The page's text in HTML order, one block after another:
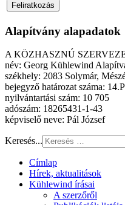
Alapítvány alapadatok
A KÖZHASZNÚ
név: Georg Kühlewind
székhely: 2083 Solymár,
bejegyző határozat száma:
nyilvántartási szám: 10 705
adószám: 18265431-1-43
képviselő neve: Pál József
Keresés...
Címlap
Hírek, aktualitások
Kühlewind írásai
A szerzőről